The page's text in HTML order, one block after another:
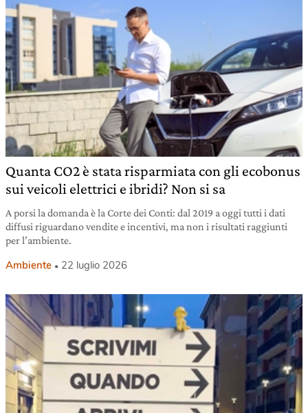
Quanta CO2 è stata risparmiata con gli ecobonus
sui veicoli elettrici e ibridi? Non si sa
A porsi la domanda è la Corte dei Conti: dal 2019 a oggi tutti i dati
diffusi riguardano vendite e incentivi, ma non i risultati raggiunti
per l’ambiente.
Ambiente 22 luglio 2026